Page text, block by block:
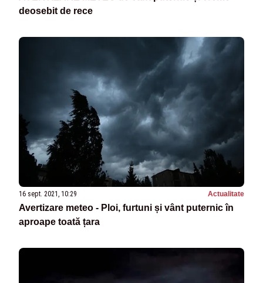
deosebit de rece
16 sept. 2021, 10:29 Actualitate
Avertizare meteo - Ploi, furtuni și vânt puternic în
aproape toată țara